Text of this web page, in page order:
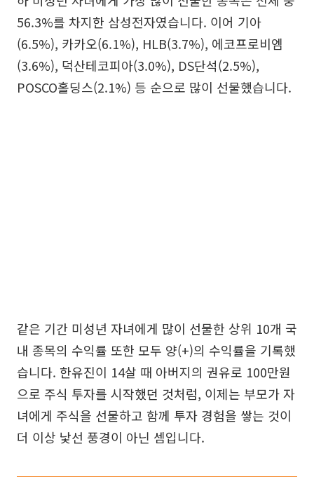
56.3%를 차지한 삼성전자였습니다. 이어 기아
(6.5%), 카카오(6.1%), HLB(3.7%), 에코프로비엠
(3.6%), 덕산테코피아(3.0%), DS단석(2.5%),
POSCO홀딩스(2.1%) 등 순으로 많이 선물했습니다.
같은 기간 미성년 자녀에게 많이 선물한 상위 10개 국
내 종목의 수익률 또한 모두 양(+)의 수익률을 기록했
습니다. 한유진이 14살 때 아버지의 권유로 100만원
으로 주식 투자를 시작했던 것처럼, 이제는 부모가 자
녀에게 주식을 선물하고 함께 투자 경험을 쌓는 것이
더 이상 낯선 풍경이 아닌 셈입니다.